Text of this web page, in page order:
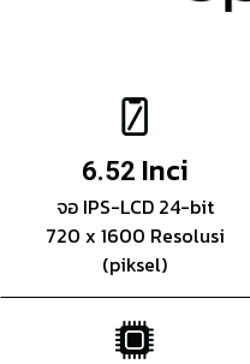
6.52 Inci
จอ IPS-LCD 24-bit
720 x 1600 Resolusi
(piksel)